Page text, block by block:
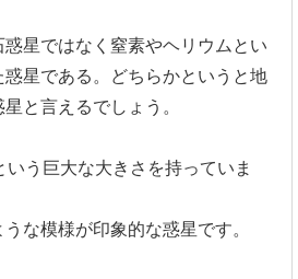
星ではなく窒素やヘリウムとい
星である。
どちらかというと地
と言えるでしょう。
う巨大な大きさを持っていま
な模様が印象的な惑星です。